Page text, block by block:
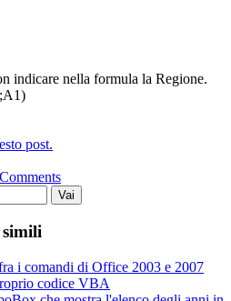
indicare nella formula la Regione.
post.
Vai
i comandi di Office 2003 e 2007
codice VBA